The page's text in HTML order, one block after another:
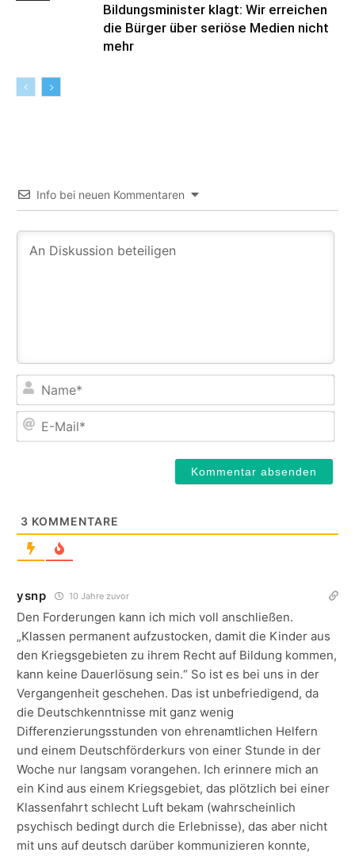
Bildungsminister klagt: Wir erreichen
die Bürger über seriöse Medien nicht
mehr
Info bei neuen Kommentaren
E-
3 KOMMENTARE
ysnp 10 Jahre zuvor
Den Forderungen kann ich mich voll anschließen.
„Klassen permanent aufzustocken, damit die Kinder aus
den Kriegsgebieten zu ihrem Recht auf Bildung kommen,
kann keine Dauerlösung sein.“ So ist es bei uns in der
Vergangenheit geschehen. Das ist unbefriedigend, da
die Deutschkenntnisse mit ganz wenig
Differenzierungsstunden von ehrenamtlichen Helfern
und einem Deutschförderkurs von einer Stunde in der
Woche nur langsam vorangehen. Ich erinnere mich an
ein Kind aus einem Kriegsgebiet, das plötzlich bei einer
Klassenfahrt schlecht Luft bekam (wahrscheinlich
psychisch bedingt durch die Erlebnisse), das aber nicht
mit uns auf deutsch darüber kommunizieren konnte,